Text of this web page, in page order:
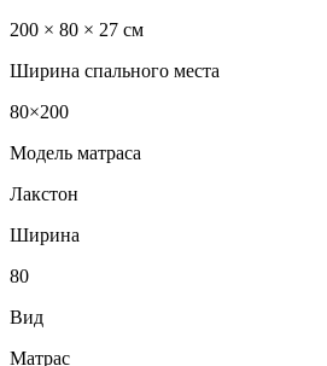
200 × 80 × 27 см
Ширина спального места
80×200
Модель матраса
Лакстон
Ширина
80
Вид
Матрас